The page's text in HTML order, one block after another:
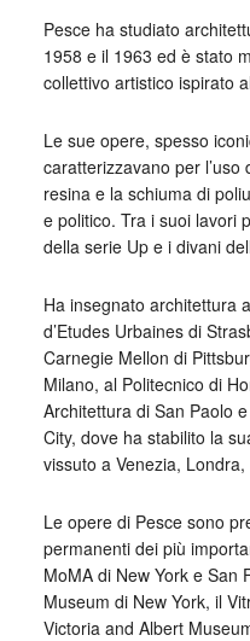
Pesce ha studiato
1958 e il 1963 ed è stato
collettivo artistico ispirato
Le sue opere, spesso
caratterizzavano per
resina e la schiuma di
e politico. Tra i suoi lavori
della serie Up e i divani
Ha insegnato architettura
d’Etudes Urbaines di
Carnegie Mellon di
Milano, al Politecnico di
Architettura di San Paolo
City, dove ha stabilito la
vissuto a Venezia,
Le opere di Pesce sono
permanenti dei più
MoMA di New York e San
Museum di New York, il
Victoria and Albert